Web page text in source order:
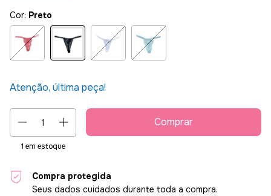
Cor: Preto
Atenção, última peça!
1 em estoque
Compra protegida
Seus dados cuidados durante toda a compra.